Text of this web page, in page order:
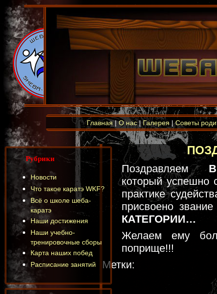
Главная|О нас|Галерея|Советы
Поздравляем
который успешно
практике
присвоено
КАТЕГОРИИ…
Желаем ему
поприще!!!
Метки:
Рубрики
Новости
Что такое каратэ WKF?
Всё о школе шеба-
каратэ
Наши достижения
Наши учебно-
тренировочные сборы
Карта наших побед
Расписание занятий